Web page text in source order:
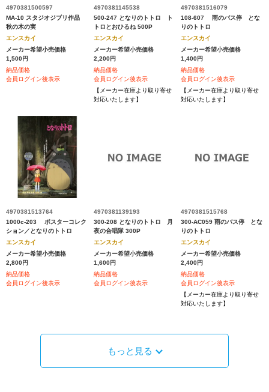
4970381500597
MA-10 スタジオジブリ作品
秋の木の実
エンスカイ
メーカー希望小売価格
1,500円
納品価格
会員ログイン後表示
4970381145538
500-247 となりのトトロ ト
トロとおひるね 500P
エンスカイ
メーカー希望小売価格
2,200円
納品価格
会員ログイン後表示
【メーカー在庫より取り寄せ
対応いたします】
4970381516079
108-607 雨のバス停 とな
りのトトロ
エンスカイ
メーカー希望小売価格
1,400円
納品価格
会員ログイン後表示
【メーカー在庫より取り寄せ
対応いたします】
4970381513764
1000c-203 ポスターコレク
ション／となりのトトロ
エンスカイ
メーカー希望小売価格
2,800円
納品価格
会員ログイン後表示
4970381139193
300-208 となりのトトロ 月
夜の合唱隊 300P
エンスカイ
メーカー希望小売価格
1,600円
納品価格
会員ログイン後表示
4970381515768
300-AC059 雨のバス停 とな
りのトトロ
エンスカイ
メーカー希望小売価格
2,400円
納品価格
会員ログイン後表示
【メーカー在庫より取り寄せ
対応いたします】
もっと見る